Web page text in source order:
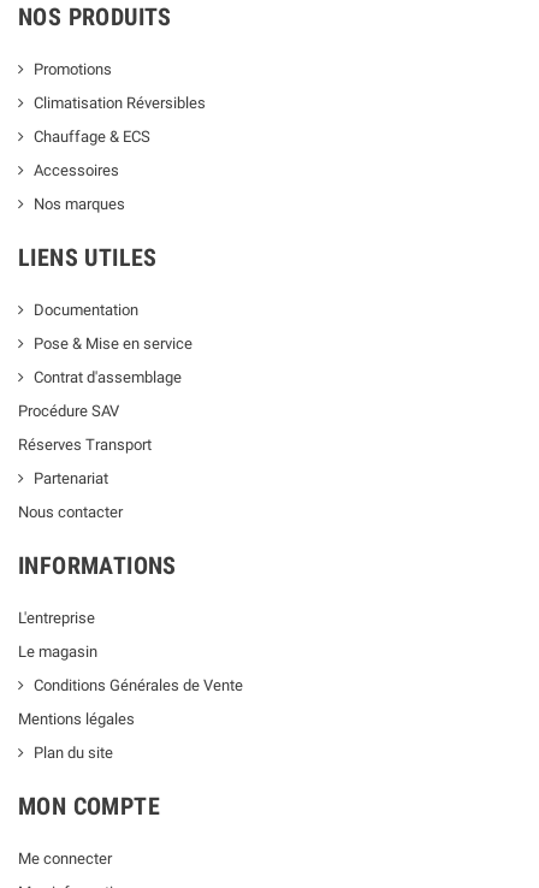
NOS PRODUITS
Promotions
Climatisation Réversibles
Chauffage & ECS
Accessoires
Nos marques
LIENS UTILES
Documentation
Pose & Mise en service
Contrat d'assemblage
Procédure SAV
Réserves Transport
Partenariat
Nous contacter
INFORMATIONS
L'entreprise
Le magasin
Conditions Générales de Vente
Mentions légales
Plan du site
MON COMPTE
Me connecter